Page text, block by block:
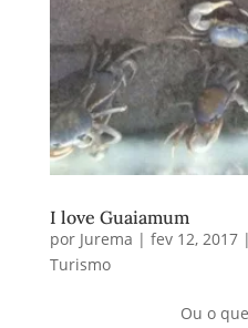
I love Guaiamum
por Jurema | fev 12, 2017|
Turismo
Ou o